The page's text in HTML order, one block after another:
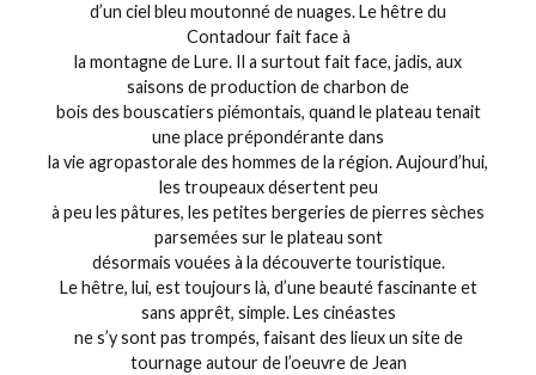
d’un ciel bleu moutonné de nuages. Le hêtre du
Contadour fait face à
la montagne de Lure. Il a surtout fait face, jadis, aux
saisons de production de charbon de
bois des bouscatiers piémontais, quand le plateau tenait
une place prépondérante dans
la vie agropastorale des hommes de la région. Aujourd’hui,
les troupeaux désertent peu
à peu les pâtures, les petites bergeries de pierres sèches
parsemées sur le plateau sont
désormais vouées à la découverte touristique.
Le hêtre, lui, est toujours là, d’une beauté fascinante et
sans apprêt, simple. Les cinéastes
ne s’y sont pas trompés, faisant des lieux un site de
tournage autour de l’oeuvre de Jean